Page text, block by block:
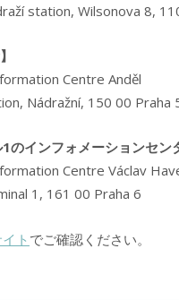
station, Wilsonova 8,
Centre Anděl
Nádražní, 150 00 Praha
のインフォメーションセン
Centre Václav
1, 161 00 Praha 6
ト でご確認ください。